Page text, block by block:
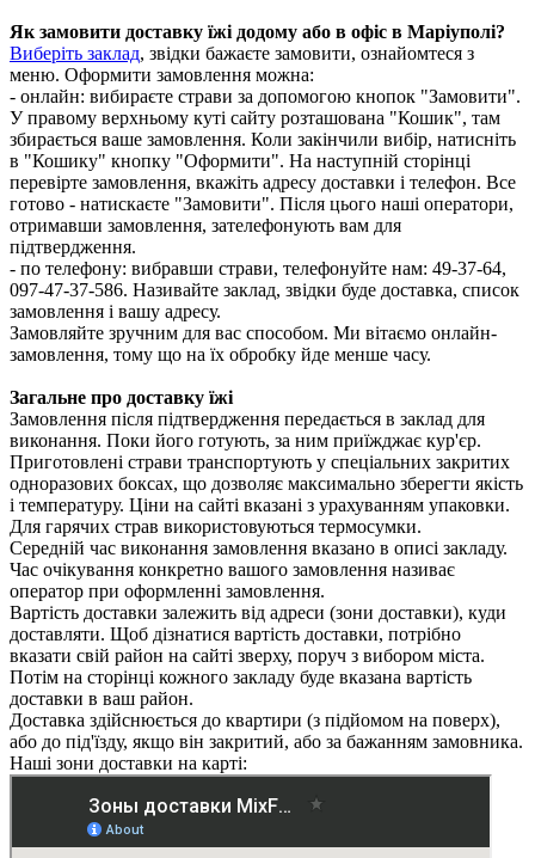
Як замовити доставку їжі додому або в офіс в Маріуполі?
Виберіть заклад, звідки бажаєте замовити, ознайомтеся з
меню. Оформити замовлення можна:
- онлайн: вибираєте страви за допомогою кнопок "Замовити".
У правому верхньому куті сайту розташована "Кошик", там
збирається ваше замовлення. Коли закінчили вибір, натисніть
в "Кошику" кнопку "Оформити". На наступній сторінці
перевірте замовлення, вкажіть адресу доставки і телефон. Все
готово - натискаєте "Замовити". Після цього наші оператори,
отримавши замовлення, зателефонують вам для
підтвердження.
- по телефону: вибравши страви, телефонуйте нам: 49-37-64,
097-47-37-586. Називайте заклад, звідки буде доставка, список
замовлення і вашу адресу.
Замовляйте зручним для вас способом. Ми вітаємо онлайн-
замовлення, тому що на їх обробку йде менше часу.
Загальне про доставку їжі
Замовлення після підтвердження передається в заклад для
виконання. Поки його готують, за ним приїжджає кур'єр.
Приготовлені страви транспортують у спеціальних закритих
одноразових боксах, що дозволяє максимально зберегти якість
і температуру. Ціни на сайті вказані з урахуванням упаковки.
Для гарячих страв використовуються термосумки.
Середній час виконання замовлення вказано в описі закладу.
Час очікування конкретно вашого замовлення називає
оператор при оформленні замовлення.
Вартість доставки залежить від адреси (зони доставки), куди
доставляти. Щоб дізнатися вартість доставки, потрібно
вказати свій район на сайті зверху, поруч з вибором міста.
Потім на сторінці кожного закладу буде вказана вартість
доставки в ваш район.
Доставка здійснюється до квартири (з підйомом на поверх),
або до під'їзду, якщо він закритий, або за бажанням замовника.
Наші зони доставки на карті: